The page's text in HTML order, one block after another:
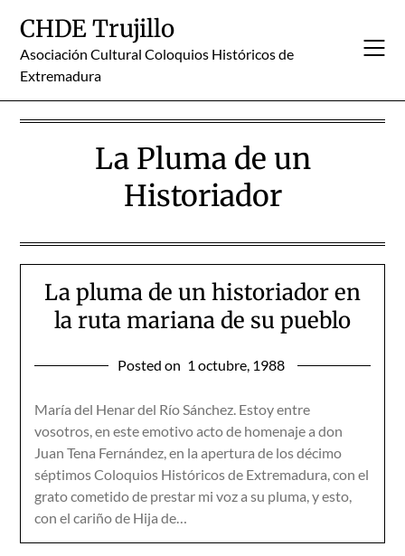
content
CHDE Trujillo
Asociación Cultural Coloquios Históricos de
Extremadura
La Pluma de un
Historiador
La pluma de un historiador en
la ruta mariana de su pueblo
Posted on 1 octubre, 1988
María del Henar del Río Sánchez. Estoy entre
vosotros, en este emotivo acto de homenaje a don
Juan Tena Fernández, en la apertura de los décimo
séptimos Coloquios Históricos de Extremadura, con el
grato cometido de prestar mi voz a su pluma, y esto,
con el cariño de Hija de…